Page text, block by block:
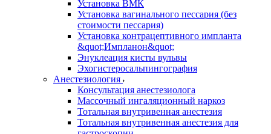
Установка ВМК
Установка вагинального пессария (без
стоимости пессария)
Установка контрацептивного импланта
&quot;Импланон&quot;
Энуклеация кисты вульвы
Эхогистеросальпингография
Анестезиология
Консультация анестезиолога
Массочный ингаляционный наркоз
Тотальная внутривенная анестезия
Тотальная внутривенная анестезия для